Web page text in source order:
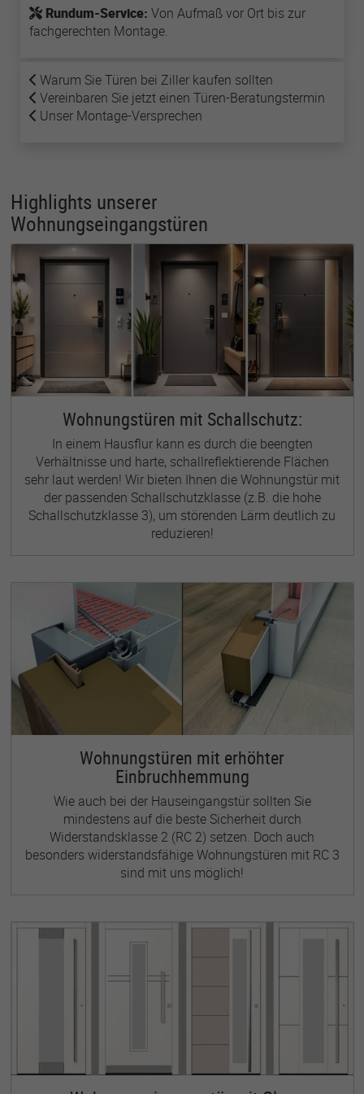
Anbieter Meta Platforms
Laufzeit 1 Jahr
Name topicsLastReferenceTime
Anbieter Meta Platforms
1 Jahr
Zweck
Used by Meta Pixel to remember the last time it
checked browser topics for personalized
advertising.
Rundum-Service: Von Aufmaß vor Ort bis zur
fachgerechten Montage.
Warum Sie Türen bei Ziller kaufen sollten
Vereinbaren Sie jetzt einen Türen-Beratungstermin
Unser Montage-Versprechen
Highlights unserer
Wohnungseingangstüren
Wohnungstüren mit Schallschutz:
In einem Hausflur kann es durch die beengten
Verhältnisse und harte, schallreflektierende Flächen
sehr laut werden! Wir bieten Ihnen die Wohnungstür mit
der passenden Schallschutzklasse (z.B. die hohe
Schallschutzklasse 3), um störenden Lärm deutlich zu
reduzieren!
Wohnungstüren mit erhöhter
Einbruchhemmung
Wie auch bei der Hauseingangstür sollten Sie
mindestens auf die beste Sicherheit durch
Widerstandsklasse 2 (RC 2) setzen. Doch auch
besonders widerstandsfähige Wohnungstüren mit RC 3
sind mit uns möglich!